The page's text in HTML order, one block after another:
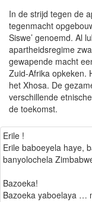
In de strijd tegen de
tegenmacht
Siswe’ genoemd. Al
apartheidsregime
gewapende macht
Zuid-Afrika opkeken.
het Xhosa. De
verschillende
de toekomst.
Erile !
Erile baboeyela haye,
banyolochela
Bazoeka!
Bazoeka yaboelaya …